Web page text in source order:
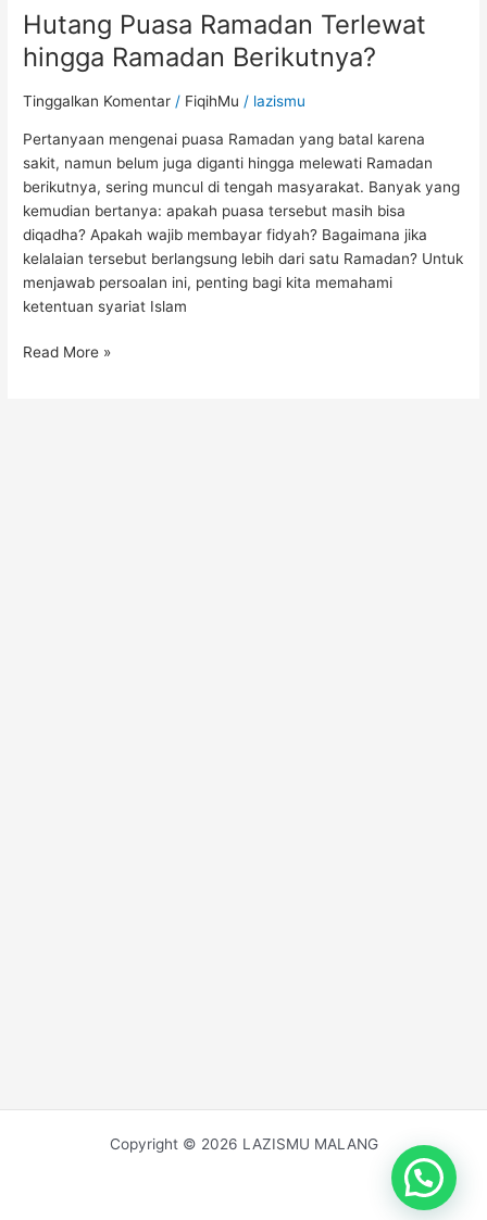
Hutang Puasa Ramadan Terlewat
hingga Ramadan Berikutnya?
Tinggalkan Komentar / FiqihMu / lazismu
Pertanyaan mengenai puasa Ramadan yang batal karena
sakit, namun belum juga diganti hingga melewati Ramadan
berikutnya, sering muncul di tengah masyarakat. Banyak yang
kemudian bertanya: apakah puasa tersebut masih bisa
diqadha? Apakah wajib membayar fidyah? Bagaimana jika
kelalaian tersebut berlangsung lebih dari satu Ramadan? Untuk
menjawab persoalan ini, penting bagi kita memahami
ketentuan syariat Islam
Read More »
Copyright © 2026 LAZISMU MALANG